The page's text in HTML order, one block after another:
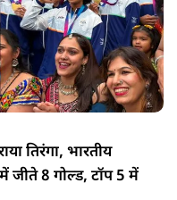
तिरंगा, भारतीय
जीते 8 गोल्ड, टॉप 5 में